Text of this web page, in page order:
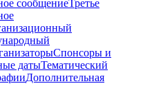
сообщениеТретье
Спонсоры и
датыТематический
Дополнительная